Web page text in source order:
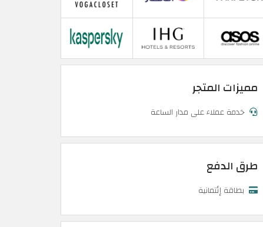
مميزات المتجر
خدمة عملاء على مدار الساعة
طرق الدفع
بطاقة إئتمانية